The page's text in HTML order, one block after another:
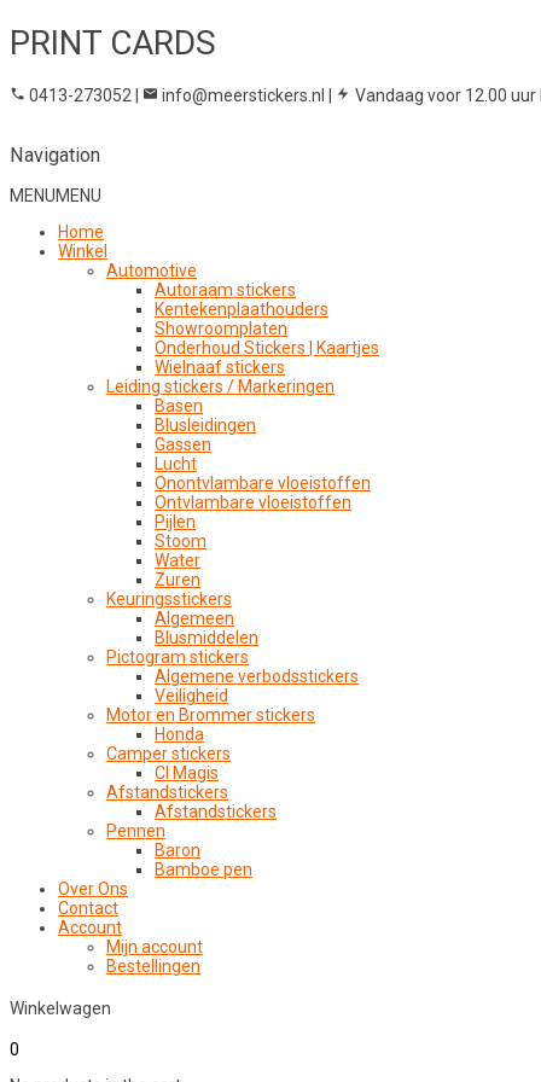
PRINT CARDS
0413-273052 | info@meerstickers.nl | Vandaag voor 12.00
Navigation
MENUMENU
Home
Winkel
Automotive
Autoraam stickers
Kentekenplaathouders
Showroomplaten
Onderhoud Stickers | Kaartjes
Wielnaaf stickers
Leiding stickers / Markeringen
Basen
Blusleidingen
Gassen
Lucht
Onontvlambare vloeistoffen
Ontvlambare vloeistoffen
Pijlen
Stoom
Water
Zuren
Keuringsstickers
Algemeen
Blusmiddelen
Pictogram stickers
Algemene verbodsstickers
Veiligheid
Motor en Brommer stickers
Honda
Camper stickers
CI Magis
Afstandstickers
Afstandstickers
Pennen
Baron
Bamboe pen
Over Ons
Contact
Account
Mijn account
Bestellingen
Winkelwagen
0